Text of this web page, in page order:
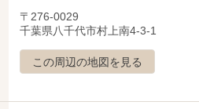
〒276-0029
千葉県八千代市村上南4-3-1
この周辺の地図を見る